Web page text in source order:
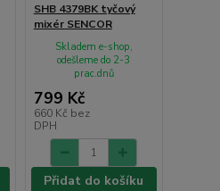
SHB 4379BK tyčový
mixér SENCOR
799 Kč
660 Kč bez
DPH
Skladem e-shop,
odešleme do 2-3
prac.dnů
Přidat do košíku